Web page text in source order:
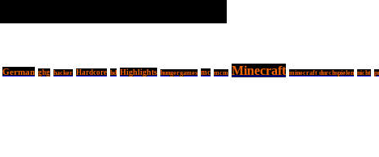
German ghg hacker Hardcore hd Highlights hungergames mc mcm Minecraft minecraft durchspielen nicht